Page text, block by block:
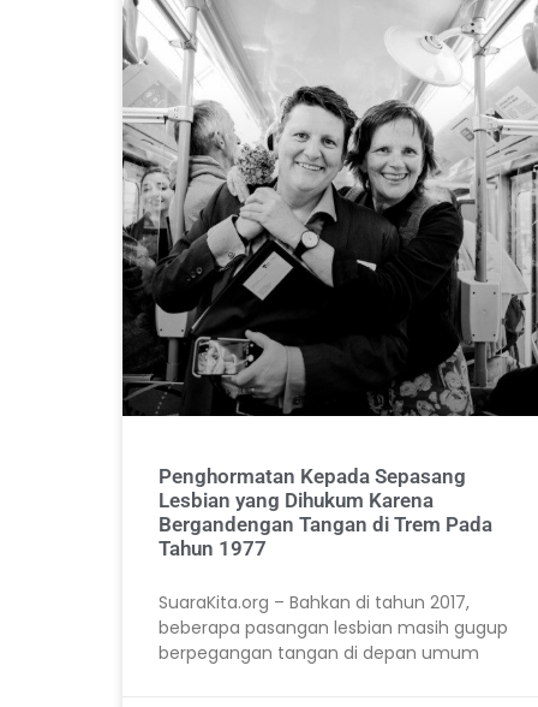
Penghormatan Kepada Sepasang
Lesbian yang Dihukum Karena
Bergandengan Tangan di Trem Pada
Tahun 1977
SuaraKita.org – Bahkan di tahun 2017,
beberapa pasangan lesbian masih gugup
berpegangan tangan di depan umum